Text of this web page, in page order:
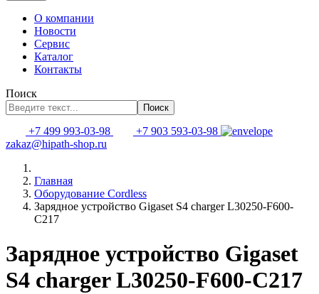
О компании
Новости
Сервис
Каталог
Контакты
Поиск
Поиск
+7 499 993-03-98
+7 903 593-03-98
zakaz@hipath-shop.ru
Главная
Оборудование Cordless
Зарядное устройство Gigaset S4 charger L30250-F600-
C217
Зарядное устройство Gigaset
S4 charger L30250-F600-C217